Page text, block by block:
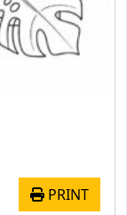
PRINT